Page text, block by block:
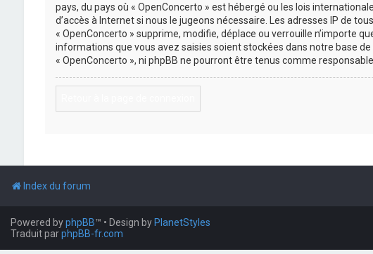
pays, du pays où « OpenConcerto » est hébergé ou les lois
d’accès à Internet si nous le jugeons nécessaire. Les adresses IP de
« OpenConcerto » supprime, modifie, déplace ou verrouille n’importe
informations que vous avez saisies soient stockées dans notre base
« OpenConcerto », ni phpBB ne pourront être tenus comme
Index du forum
Powered byphpBB™ • Design by PlanetStyles
Traduit parphpBB-fr.com